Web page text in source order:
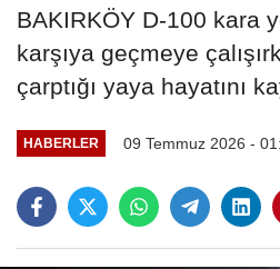
BAKIRKÖY D-100 kara
karşıya geçmeye
çarptığı yaya hayatını
HABERLER 09 Temmuz 2026 -